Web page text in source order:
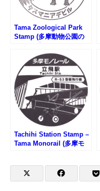
Tama Zoological Park
Stamp (多摩動物公園の
Tachihi Station Stamp –
Tama Monorail (多摩モ